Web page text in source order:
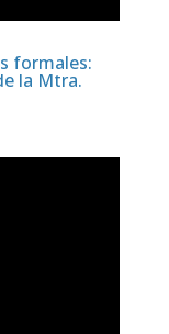
formales:
la Mtra.